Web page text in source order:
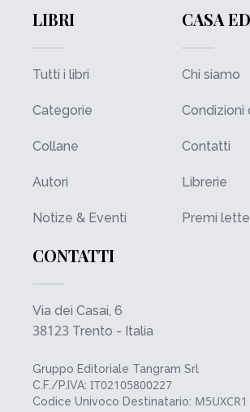
LIBRI
Tutti i libri
Categorie
Collane
Autori
Notize & Eventi
CASA
Chi siamo
Condizioni
Contatti
Librerie
Premi
CONTATTI
Via dei Casai, 6
38123 Trento - Italia
Gruppo Editoriale Tangram Srl
C.F./P.IVA: IT02105800227
Codice Univoco Destinatario: M5UXCR1